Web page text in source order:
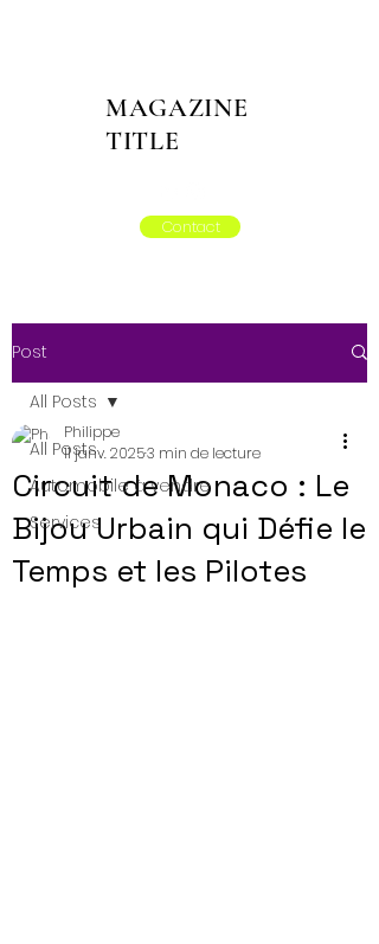
MAGAZINE
TITLE
Contact
Post
All Posts
Automobile à vendre
Services
All Posts
Circuit de Monaco : Le
Bijou Urbain qui Défie le
Temps et les Pilotes
Philippe
11 janv. 20253 min de lecture